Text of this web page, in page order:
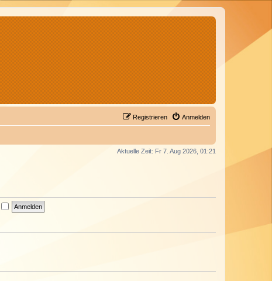
Anmelden
Registrieren
Aktuelle Zeit: Fr 7. Aug 2026, 01:21